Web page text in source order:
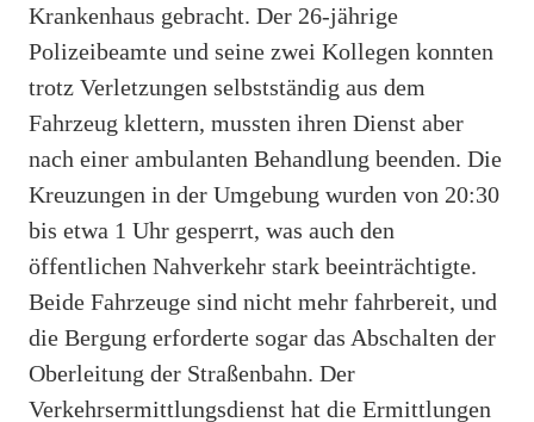
Krankenhaus gebracht. Der 26-jährige
Polizeibeamte und seine zwei Kollegen konnten
trotz Verletzungen selbstständig aus dem
Fahrzeug klettern, mussten ihren Dienst aber
nach einer ambulanten Behandlung beenden. Die
Kreuzungen in der Umgebung wurden von 20:30
bis etwa 1 Uhr gesperrt, was auch den
öffentlichen Nahverkehr stark beeinträchtigte.
Beide Fahrzeuge sind nicht mehr fahrbereit, und
die Bergung erforderte sogar das Abschalten der
Oberleitung der Straßenbahn. Der
Verkehrsermittlungsdienst hat die Ermittlungen